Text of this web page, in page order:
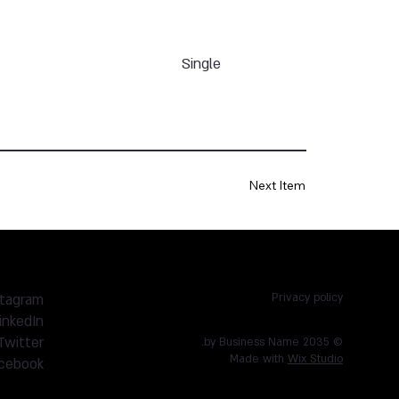
Single
Next Item
Privacy policy
© 2035 by Business Name.
Made with Wix Studio